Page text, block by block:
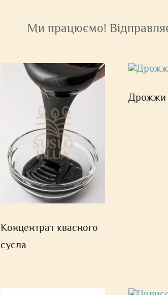
Ми працюємо!
Концентрат квасного
сусла
Дрожжи